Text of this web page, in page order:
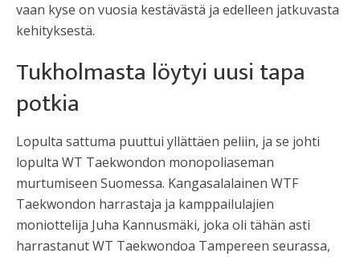
vaan kyse on vuosia kestävästä ja edelleen jatkuvasta
kehityksestä.
Tukholmasta löytyi uusi tapa
potkia
Lopulta sattuma puuttui yllättäen peliin, ja se johti
lopulta WT Taekwondon monopoliaseman
murtumiseen Suomessa. Kangasalalainen WTF
Taekwondon harrastaja ja kamppailulajien
moniottelija Juha Kannusmäki, joka oli tähän asti
harrastanut WT Taekwondoa Tampereen seurassa,